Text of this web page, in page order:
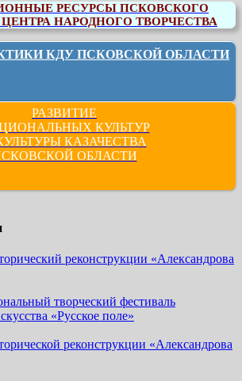
РЕСУРСЫ ПСКОВСКОГО
НАРОДНОГО ТВОРЧЕСТВА
КДУ ПСКОВСКОЙ ОБЛАСТИ
РАЗВИТИЕ
КУЛЬТУР
КАЗАЧЕСТВА
ОБЛАСТИ
реконструкции «Александрова
творческий фестиваль
«Русское поле»
реконструкции «Александрова